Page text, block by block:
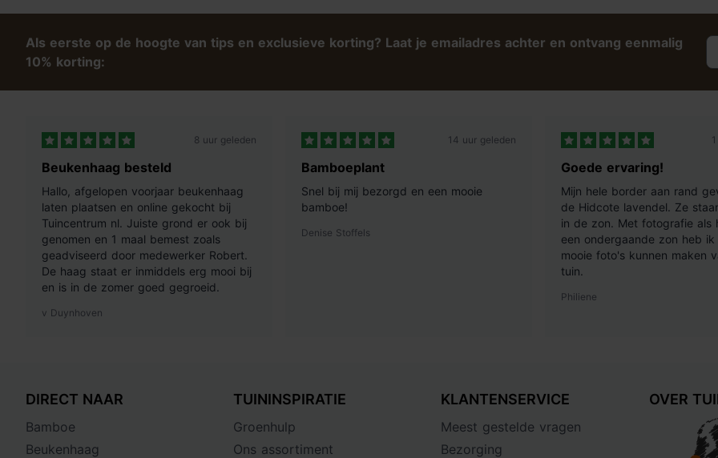
Als eerste op de hoogte van tips en exclusieve korting? Laat je emailadres achter en ontvang eenmalig
10% korting:
8 uur geleden
Beukenhaag besteld
Hallo, afgelopen voorjaar beukenhaag
laten plaatsen en online gekocht bij
Tuincentrum nl. Juiste grond er ook bij
genomen en 1 maal bemest zoals
geadviseerd door medewerker Robert.
De haag staat er inmiddels erg mooi bij
en is in de zomer goed gegroeid.
v Duynhoven
14 uur geleden
Bamboeplant
Snel bij mij bezorgd en een mooie
bamboe!
Denise Stoffels
Goede ervaring!
Mijn hele border aan rand
de Hidcote lavendel. Ze
in de zon. Met fotografie als
een ondergaande zon heb ik
mooie foto's kunnen maken
tuin.
Philiene
DIRECT NAAR
Bamboe
Beukenhaag
TUININSPIRATIE
Groenhulp
Ons assortiment
KLANTENSERVICE
Meest gestelde vragen
Bezorging
OVER